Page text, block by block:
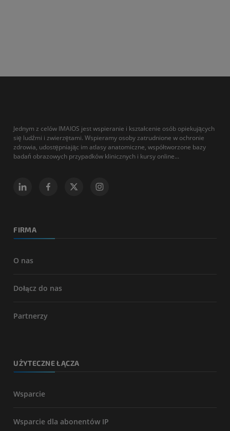
Jednym z celów IMAIOS jest wspieranie i kształcenie osób opiekujących
się ludźmi i zwierzętami. Wspieramy osoby zatrudnione w ochronie
zdrowia, udostępniając im atlasy anatomiczne, współtworzone bazy
badań obrazowych przypadków klinicznych i kursy online...
FIRMA
O nas
Dołącz do nas
Partnerzy
UŻYTECZNE ŁĄCZA
Wsparcie
Wsparcie dla abonentów IP